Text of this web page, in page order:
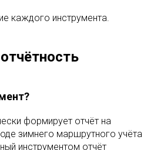
каждого инструмента.
формирует отчёт на
зимнего маршрутного учёта
инструментом отчёт